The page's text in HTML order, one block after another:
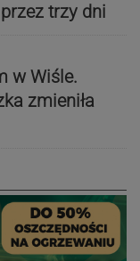
trzy dni
w Wiśle.
zmieniła